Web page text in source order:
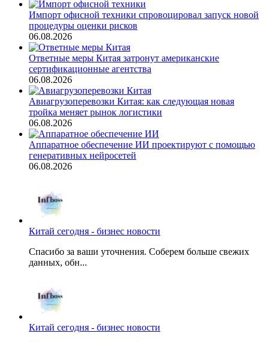
Импорт офисной техники спровоцировал запуск новой
процедуры оценки рисков
06.08.2026
Ответные меры Китая затронут американские
сертификационные агентства
06.08.2026
Авиагрузоперевозки Китая: как следующая новая
тройка меняет рынок логистики
06.08.2026
Аппаратное обеспечение ИИ проектируют с помощью
генеративных нейросетей
06.08.2026
Китай сегодня - бизнес новости
Спасибо за ваши уточнения. Соберем больше свежих
данных, обн...
Китай сегодня - бизнес новости